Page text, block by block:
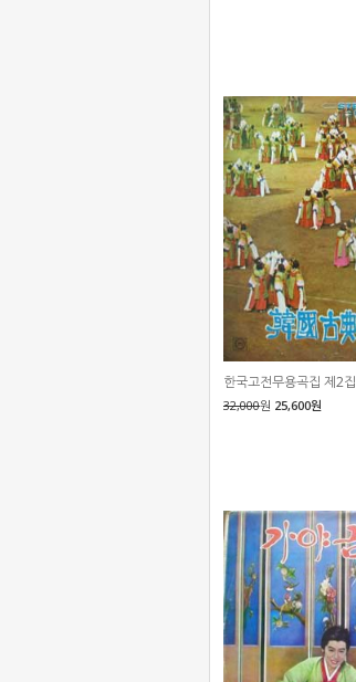
한국고전무용곡집 제2집
32,000원 25,600원